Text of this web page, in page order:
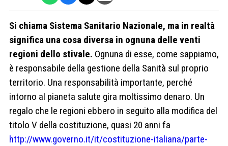
Si chiama Sistema Sanitario Nazionale, ma in realtà
significa una cosa diversa in ognuna delle venti
regioni dello stivale. Ognuna di esse, come sappiamo,
è responsabile della gestione della Sanità sul proprio
territorio. Una responsabilità importante, perché
intorno al pianeta salute gira moltissimo denaro. Un
regalo che le regioni ebbero in seguito alla modifica del
titolo V della costituzione, quasi 20 anni fa
http://www.governo.it/it/costituzione-italiana/parte-